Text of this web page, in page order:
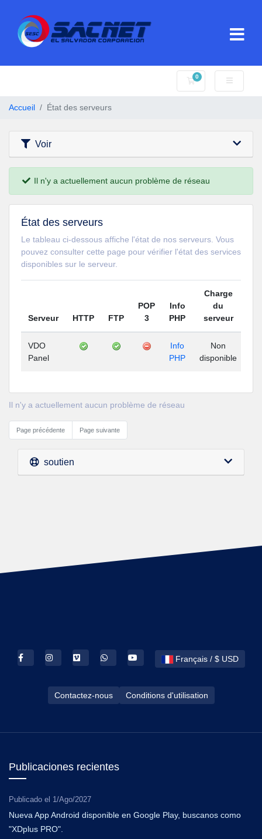
0
Votre panier
Accueil État des serveurs
Voir
Il n'y a actuellement aucun problème de réseau
État des serveurs
Le tableau ci-dessous affiche l'état de nos serveurs. Vous
pouvez consulter cette page pour vérifier l'état des services
disponibles sur le serveur.
Serveur HTTP FTP
POP
3
Info
PHP
Charge
du
serveur
VDO
Panel
Info
PHP
Non
disponible
Il n'y a actuellement aucun problème de réseau
Page précédente Page suivante
soutien
Français / $ USD
Contactez-nous Conditions d'utilisation
Publicaciones recientes
Publicado el 1/Ago/2027
Nueva App Android disponible en Google Play, buscanos como
"XDplus PRO".